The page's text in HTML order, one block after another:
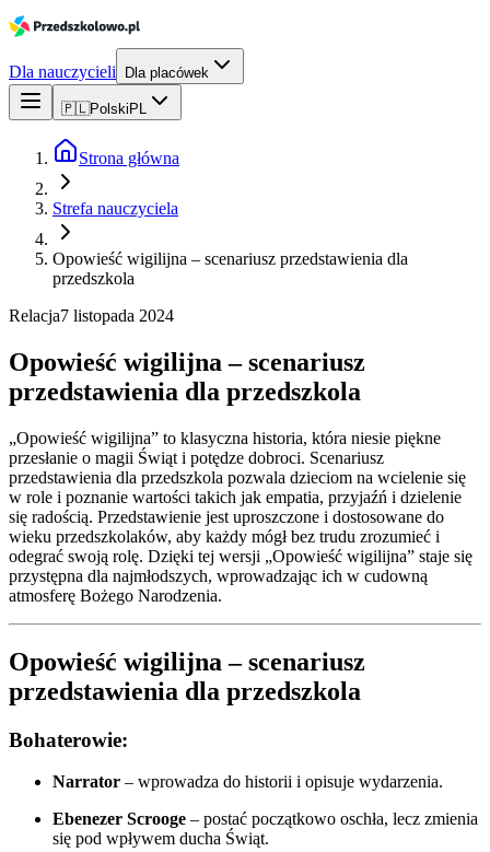
Dla nauczycieli Dla placówek
🇵🇱Polski PL
Strona główna
Strefa nauczyciela
Opowieść wigilijna – scenariusz przedstawienia dla
przedszkola
Relacja7 listopada 2024
Opowieść wigilijna – scenariusz
przedstawienia dla przedszkola
„Opowieść wigilijna” to klasyczna historia, która niesie piękne
przesłanie o magii Świąt i potędze dobroci. Scenariusz
przedstawienia dla przedszkola pozwala dzieciom na wcielenie się
w role i poznanie wartości takich jak empatia, przyjaźń i dzielenie
się radością. Przedstawienie jest uproszczone i dostosowane do
wieku przedszkolaków, aby każdy mógł bez trudu zrozumieć i
odegrać swoją rolę. Dzięki tej wersji „Opowieść wigilijna” staje się
przystępna dla najmłodszych, wprowadzając ich w cudowną
atmosferę Bożego Narodzenia.
Opowieść wigilijna – scenariusz
przedstawienia dla przedszkola
Bohaterowie:
Narrator – wprowadza do historii i opisuje wydarzenia.
Ebenezer Scrooge – postać początkowo oschła, lecz zmienia
się pod wpływem ducha Świąt.